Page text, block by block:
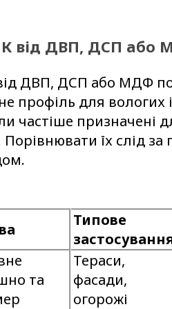
від ДВП, ДСП або
ДВП, ДСП або МДФ
профіль для вологих
частіше призначені
їх слід
Типове
та
Тераси,
фасади,
огорожі